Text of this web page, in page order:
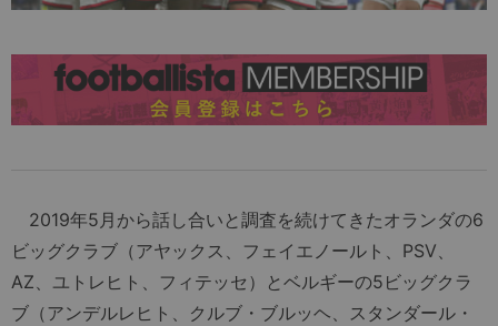
2019年5月から話し合いと調査を続けてきたオランダの6
ビッグクラブ（アヤックス、フェイエノールト、PSV、
AZ、ユトレヒト、フィテッセ）とベルギーの5ビッグクラ
ブ（アンデルレヒト、クルブ・ブルッヘ、スタンダール・